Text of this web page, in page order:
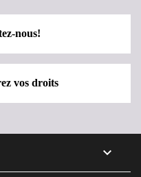
nous!
vos droits
